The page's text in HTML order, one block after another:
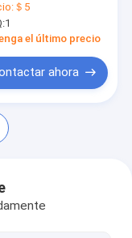
＄5
1
el último precio
ahora